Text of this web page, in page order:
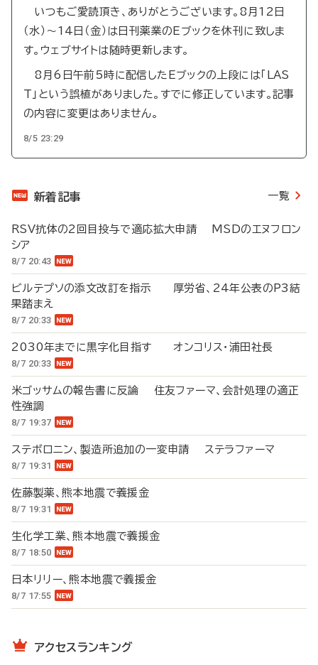
いつもご愛読頂き、ありがとうございます。8月12日
（水）～14日（金）は日刊薬業のEブックを休刊に致しま
す。ウェブサイトは随時更新します。
8月6日午前5時に配信したEブックの上段には「LAS
T」という誤植がありました。すでに修正しています。記事
の内容に変更はありません。
8/5 23:29
新着記事 一覧
RSV抗体の2回目投与で適応拡大申請 MSDのエヌフロン
シア
8/7 20:43
ビルテプソの添文改訂を指示 厚労省、24年公表のP3結
果踏まえ
8/7 20:33
2030年までに黒字化目指す オンコリス・浦田社長
8/7 20:33
米ゴッサムの報告書に反論 住友ファーマ、会計処理の適正
性強調
8/7 19:37
ステボロニン、製造所追加の一変申請 ステラファーマ
8/7 19:31
佐藤製薬、熊本地震で義援金
8/7 19:31
生化学工業、熊本地震で義援金
8/7 18:50
日本リリー、熊本地震で義援金
8/7 17:55
アクセスランキング